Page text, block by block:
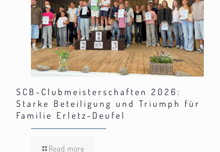
SCB-Clubmeisterschaften 2026:
Starke Beteiligung und Triumph für
Familie Erletz-Deufel
Read more